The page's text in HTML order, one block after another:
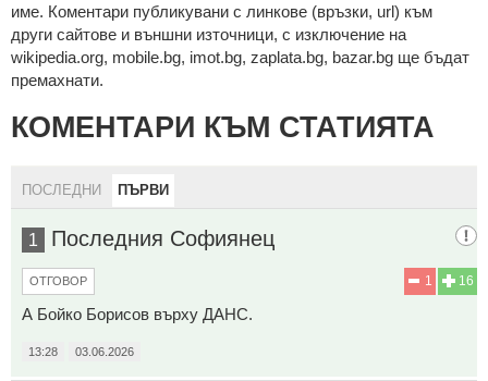
име. Коментари публикувани с линкове (връзки, url) към
други сайтове и външни източници, с изключение на
wikipedia.org, mobile.bg, imot.bg, zaplata.bg, bazar.bg ще бъдат
премахнати.
КОМЕНТАРИ КЪМ СТАТИЯТА
ПОСЛЕДНИ ПЪРВИ
1 Последния Софиянец
16
1
ОТГОВОР
А Бойко Борисов върху ДАНС.
13:28 03.06.2026